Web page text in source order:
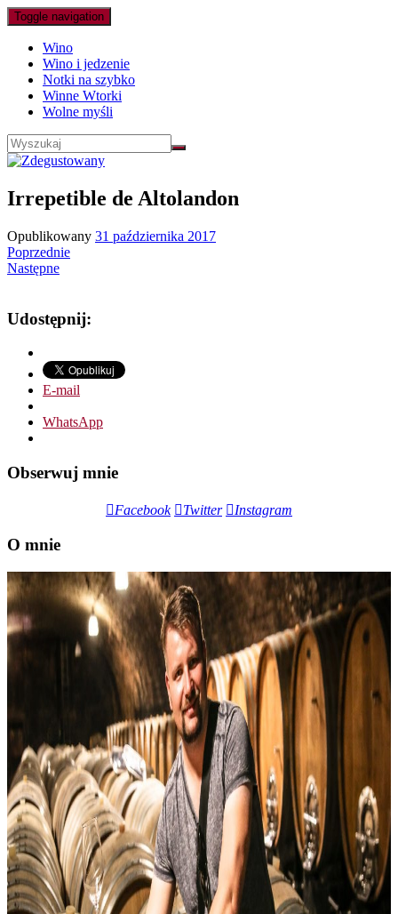
Toggle navigation
Wino
Wino i jedzenie
Notki na szybko
Winne Wtorki
Wolne myśli
Irrepetible de Altolandon
Opublikowany 31 października 2017
Poprzednie
Następne
Udostępnij:
E-mail
WhatsApp
Obserwuj mnie
Facebook Twitter Instagram
O mnie